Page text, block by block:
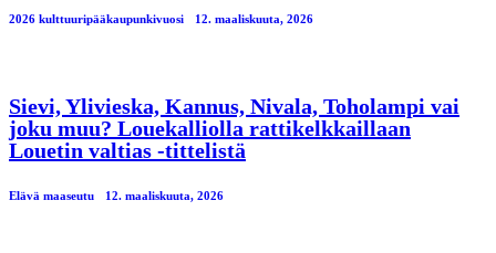
2026 kulttuuripääkaupunkivuosi 12. maaliskuuta, 2026
Sievi, Ylivieska, Kannus, Nivala, Toholampi vai
joku muu? Louekalliolla rattikelkkaillaan
Louetin valtias -tittelistä
Elävä maaseutu 12. maaliskuuta, 2026